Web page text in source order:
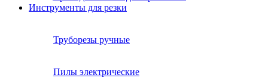
Инструменты для резки
Труборезы ручные
Пилы электрические